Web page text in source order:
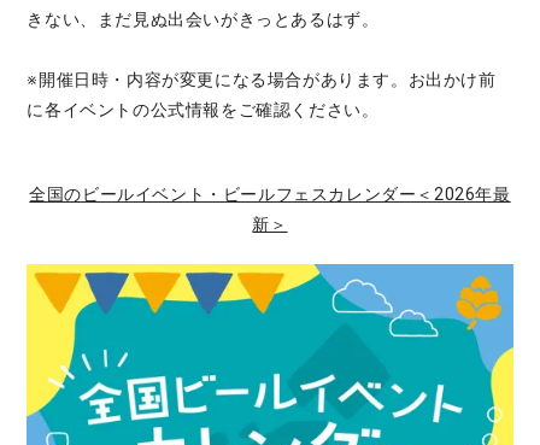
きない、まだ見ぬ出会いがきっとあるはず。
※開催日時・内容が変更になる場合があります。お出かけ前
に各イベントの公式情報をご確認ください。
全国のビールイベント・ビールフェスカレンダー＜2026年最
新＞